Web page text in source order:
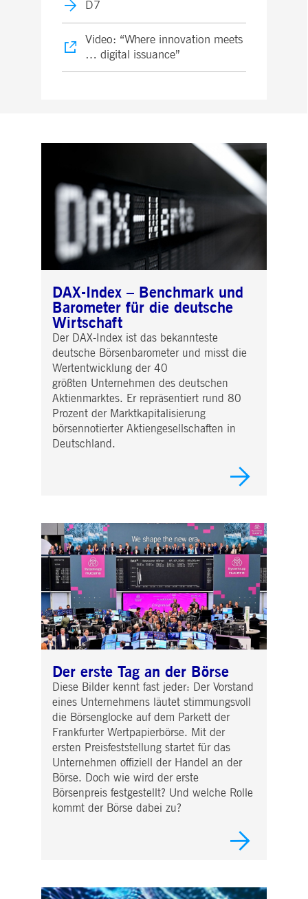
D7
Video: “Where innovation meets
… digital issuance”
DAX-Index – Benchmark und
Barometer für die deutsche
Wirtschaft
Der DAX-Index ist das bekannteste
deutsche Börsenbarometer und misst die
Wertentwicklung der 40
größten Unternehmen des deutschen
Aktienmarktes. Er repräsentiert rund 80
Prozent der Marktkapitalisierung
börsennotierter Aktiengesellschaften in
Deutschland.
Der erste Tag an der Börse
Diese Bilder kennt fast jeder: Der Vorstand
eines Unternehmens läutet stimmungsvoll
die Börsenglocke auf dem Parkett der
Frankfurter Wertpapierbörse. Mit der
ersten Preisfeststellung startet für das
Unternehmen offiziell der Handel an der
Börse. Doch wie wird der erste
Börsenpreis festgestellt? Und welche Rolle
kommt der Börse dabei zu?